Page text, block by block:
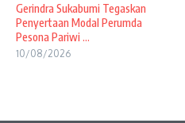
Gerindra Sukabumi Tegaskan
Penyertaan Modal Perumda
Pesona Pariwi ...
10/08/2026